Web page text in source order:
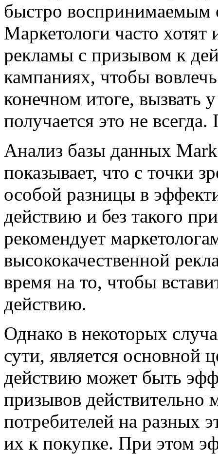
быстро
Маркетологи часто хотят
рекламы с призывом к
кампаниях, чтобы
конечном итоге,
получается это не всегда.
Анализ базы данных
показывает, что с точки
особой разницы в
действию и без такого
рекомендует
высококачественной
время на то, чтобы
действию.
Однако в некоторых
сути, является основной
действию может быть
призывов действительно
потребителей на разных
их к покупке. При этом